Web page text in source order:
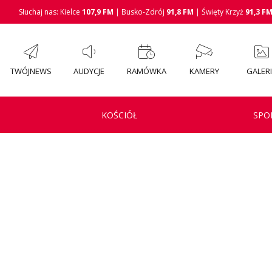
Słuchaj nas: Kielce 107,9 FM | Busko-Zdrój 91,8 FM | Święty Krzyż 91,3 FM
TWÓJNEWS AUDYCJE RAMÓWKA KAMERY
KOŚCIÓŁ